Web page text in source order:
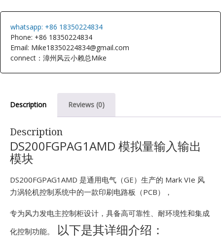
whatsapp: +86 18350224834
Phone: +86 18350224834
Email: Mike18350224834@gmail.com
connect：漳州风云小赖总Mike
Description Reviews (0)
Description
DS200FGPAG1AMD 模拟量输入输出
模块
DS200FGPAG1AMD 是通用电气（GE）生产的 Mark VIe 风
力涡轮机控制系统中的一款印刷电路板（PCB），
专为风力发电主控制柜设计，具备高可靠性、耐环境性和集成
化控制功能。
以下是其详细介绍：